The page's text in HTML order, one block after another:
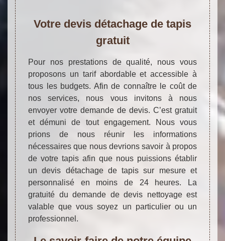
Votre devis détachage de tapis
gratuit
Pour nos prestations de qualité, nous vous
proposons un tarif abordable et accessible à
tous les budgets. Afin de connaître le coût de
nos services, nous vous invitons à nous
envoyer votre demande de devis. C’est gratuit
et démuni de tout engagement. Nous vous
prions de nous réunir les informations
nécessaires que nous devrions savoir à propos
de votre tapis afin que nous puissions établir
un devis détachage de tapis sur mesure et
personnalisé en moins de 24 heures. La
gratuité du demande de devis nettoyage est
valable que vous soyez un particulier ou un
professionnel.